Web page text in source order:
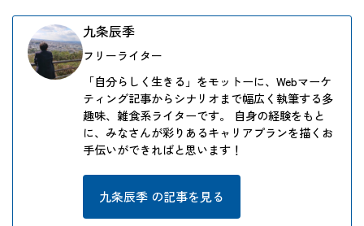
九条辰季
フリーライター
「自分らしく生きる」をモットーに、Webマーケ
ティング記事からシナリオまで幅広く執筆する多
趣味、雑食系ライターです。 自身の経験をもと
に、みなさんが彩りあるキャリアプランを描くお
手伝いができればと思います！
九条辰季 の記事を見る